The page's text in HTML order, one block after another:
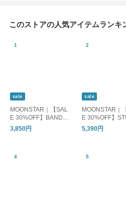
このストアの人気アイテムランキ
sale
MOONSTAR｜【SAL
E 30%OFF】BANDBA
LLET バンドバレー バ
レーシューズ フラッ
3,850円
sale
MOONSTAR｜
E 30%OFF】
スチューデン
イトテンス スニ
5,390円